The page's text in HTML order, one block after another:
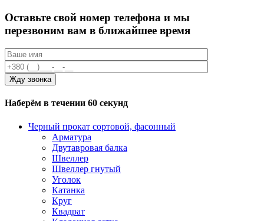
Оставьте свой номер телефона и мы
перезвоним вам в ближайшее время
Наберём в течении 60 секунд
Черный прокат сортовой, фасонный
Арматура
Двутавровая балка
Швеллер
Швеллер гнутый
Уголок
Катанка
Круг
Квадрат